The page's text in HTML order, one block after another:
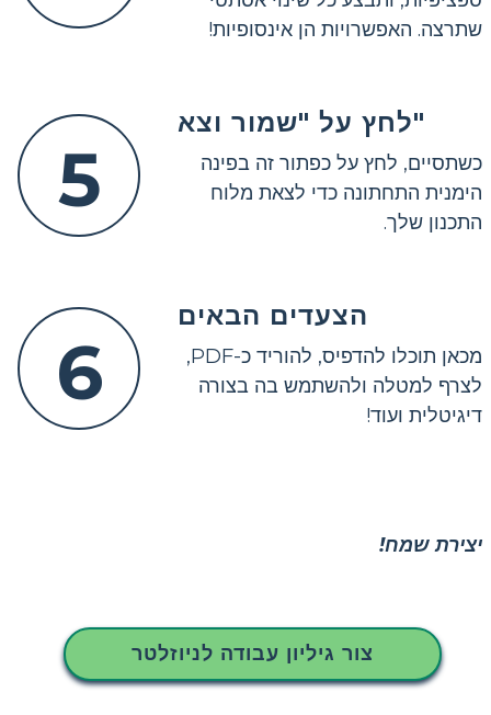
שתרצה. האפשרויות הן אינסופיות!
5
לחץ על "שמור וצא"
כשתסיים, לחץ על כפתור זה בפינה
הימנית התחתונה כדי לצאת מלוח
התכנון שלך.
6
הצעדים הבאים
מכאן תוכלו להדפיס, להוריד כ-PDF,
לצרף למטלה ולהשתמש בה בצורה
דיגיטלית ועוד!
יצירת שמח!
צור גיליון עבודה לניוזלטר